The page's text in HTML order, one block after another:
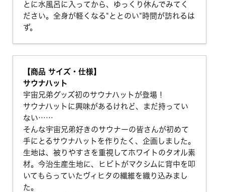
とに水風呂に入ってから、ゆっくり休んでみてく
ださい。全身が軽くなる“ととのい“時間が訪れるは
ず。
【商品 サイズ・仕様】
サウナハット
宇宙兄弟グッズ初のサウナハットが登場！
サウナハットに興味があるけれど、まだ持ってい
ない……
そんな宇宙兄弟好きのサウナーの皆さんが初めて
手にとるサウナハットを作りたく、企画しました。
生地は、被りやすさを重視してホワイトのタオル素
材。今治生産生地に、ヒビトがマクシムに背中を叩
いてもらっていたヴィヒタの繊維を織り込みまし
た。